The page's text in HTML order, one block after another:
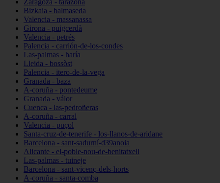
Zaragoza - tarazona
Bizkaia - balmaseda
Valencia - massanassa
Girona - puigcerdà
Valencia - petrés
Palencia - carrión-de-los-condes
Las-palmas - haría
Lleida - bossòst
Palencia - itero-de-la-vega
Granada - baza
A-coruña - pontedeume
Granada - válor
Cuenca - las-pedroñeras
A-coruña - carral
Valencia - puçol
Santa-cruz-de-tenerife - los-llanos-de-aridane
Barcelona - sant-sadurní-d39anoia
Alicante - el-poble-nou-de-benitatxell
Las-palmas - tuineje
Barcelona - sant-vicenç-dels-horts
A-coruña - santa-comba